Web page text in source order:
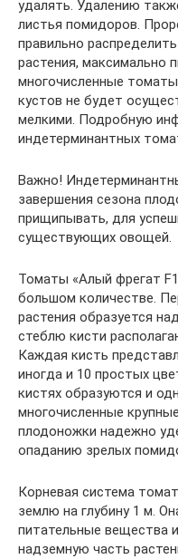
удалять. Удалению
листья помидоров.
правильно
растения, максимально
многочисленные
кустов не будет
мелкими. Подробную
индетерминантных
Важно!
завершения сезона
прищипывать, для
существующих овощей.
Томаты «Алый фрегат
большом количестве.
растения образуется
стеблю кисти
Каждая кисть
иногда и 10 простых
кистях образуются и
многочисленные
плодоножки надежно
опаданию зрелых
Корневая система
землю на глубину 1 м.
питательные вещества
надземную часть